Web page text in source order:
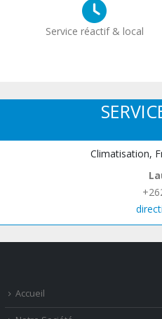
Service réactif & local
Climatisation,
Accueil